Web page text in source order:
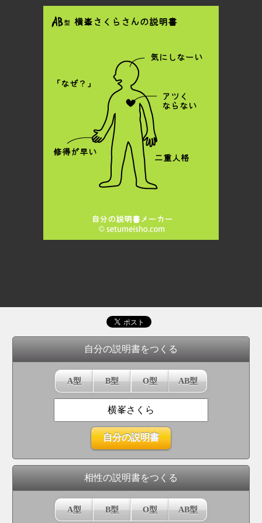
自分の説明書をつくる
A型 B型 O型 AB型
相性の説明書をつくる
A型 B型 O型 AB型